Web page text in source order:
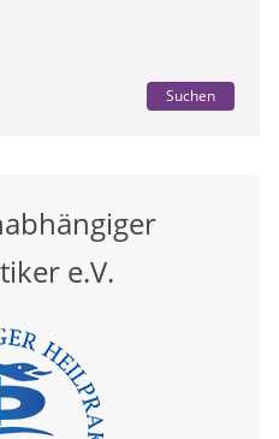
Suchen
e.V.